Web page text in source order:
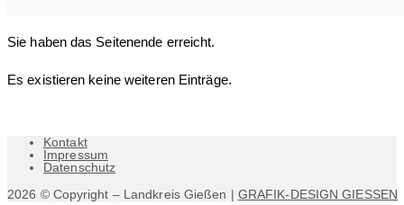
Sie haben das Seitenende erreicht.
Es existieren keine weiteren Einträge.
Kontakt
Impressum
Datenschutz
2026 © Copyright – Landkreis Gießen | GRAFIK-DESIGN GIESSEN